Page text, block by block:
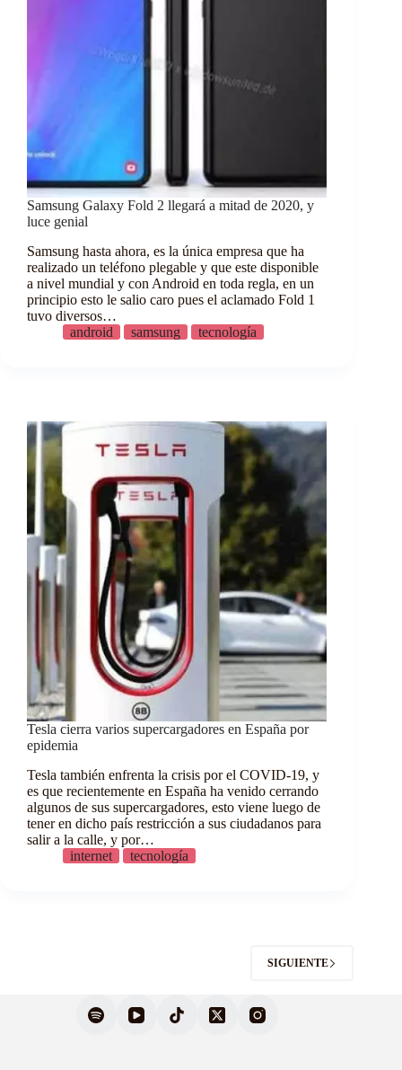
Samsung Galaxy Fold 2 llegará a mitad de 2020, y
luce genial
Samsung hasta ahora, es la única empresa que ha
realizado un teléfono plegable y que este disponible
a nivel mundial y con Android en toda regla, en un
principio esto le salio caro pues el aclamado Fold 1
tuvo diversos…
android
samsung tecnología
Tesla cierra varios supercargadores en España por
epidemia
Tesla también enfrenta la crisis por el COVID-19, y
es que recientemente en España ha venido cerrando
algunos de sus supercargadores, esto viene luego de
tener en dicho país restricción a sus ciudadanos para
salir a la calle, y por…
internet
tecnología
SIGUIENTE